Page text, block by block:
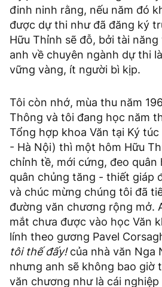
đinh ninh rằng, nếu năm đó
được dự thi như đã đăng ký
Hữu Thỉnh sẽ đỗ, bởi tài năng
anh về chuyên ngành dự thi
vững vàng, ít người bì kịp.
Tôi còn nhớ, mùa thu năm
Thông và tôi đang học năm
Tổng hợp khoa Văn tại Ký túc
- Hà Nội) thì một hôm Hữu
chỉnh tề, mới cứng, đeo quân
quân chủng tăng - thiết giáp
và chúc mừng chúng tôi đã
đường văn chương rộng mở.
mắt chưa được vào học Văn
lính theo gương Pavel
tôi thế đấy!của nhà văn Nga
nhưng anh sẽ không bao giờ
văn chương như là cái nghiệp